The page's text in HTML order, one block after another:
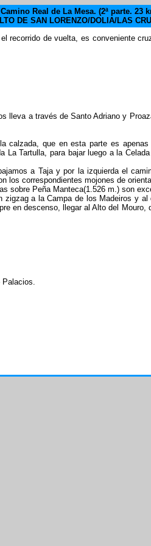
Camino Real de La Mesa. (2ª parte. 23
DE SAN LORENZO/DOLlA/LAS
recorrido de vuelta, es conveniente
lleva a través de Santo Adriano y
calzada, que en esta parte es
Tartulla, para bajar luego a la
a Taja y por la izquierda el
los correspondientes mojones de
sobre Peña Manteca(1.526 m.) son
a la Campa de los Madeiros y al
en descenso, llegar al Alto del Mouro,
Palacios.